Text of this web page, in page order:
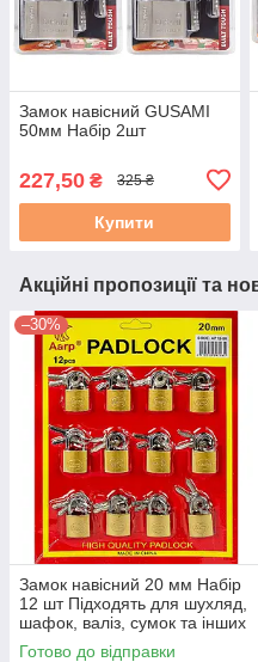
Замок навісний GUSAMI
50мм Набір 2шт
227,50 ₴ 325 ₴
Купити
Акційні пропозиції та
–30%
Замок навісний 20 мм Набір
12 шт Підходять для шухляд,
шафок, валіз, сумок та інших
господарських потреб
Готово до відправки